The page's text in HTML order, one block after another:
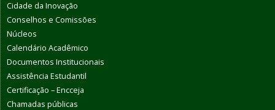
Cidade da Inovação
Conselhos e Comissões
Núcleos
Calendário Acadêmico
Documentos Institucionais
Assistência Estudantil
Certificação – Encceja
Chamadas públicas